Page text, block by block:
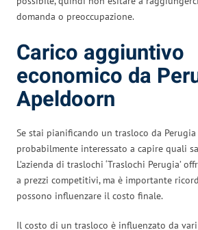
domanda o preoccupazione.
Carico aggiuntivo
economico da
Apeldoorn
Se stai pianificando un trasloco da
probabilmente interessato a capire quali
L’azienda di traslochi ‘Traslochi Perugia’
a prezzi competitivi, ma è importante
possono influenzare il costo finale.
Il costo di un trasloco è influenzato da